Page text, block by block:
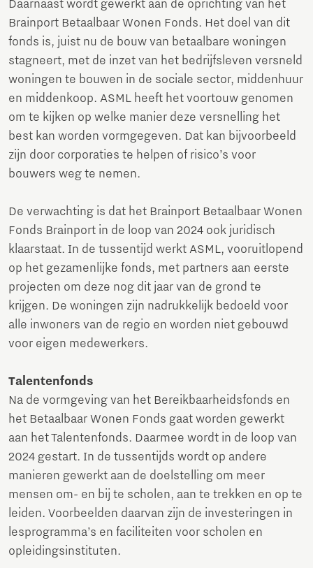
Daarnaast wordt gewerkt aan de oprichting van het
Brainport Betaalbaar Wonen Fonds. Het doel van dit
fonds is, juist nu de bouw van betaalbare woningen
stagneert, met de inzet van het bedrijfsleven versneld
woningen te bouwen in de sociale sector, middenhuur
en middenkoop. ASML heeft het voortouw genomen
om te kijken op welke manier deze versnelling het
best kan worden vormgegeven. Dat kan bijvoorbeeld
zijn door corporaties te helpen of risico’s voor
bouwers weg te nemen.
De verwachting is dat het Brainport Betaalbaar Wonen
Fonds Brainport in de loop van 2024 ook juridisch
klaarstaat. In de tussentijd werkt ASML, vooruitlopend
op het gezamenlijke fonds, met partners aan eerste
projecten om deze nog dit jaar van de grond te
krijgen. De woningen zijn nadrukkelijk bedoeld voor
alle inwoners van de regio en worden niet gebouwd
voor eigen medewerkers.
Talentenfonds
Na de vormgeving van het Bereikbaarheidsfonds en
het Betaalbaar Wonen Fonds gaat worden gewerkt
aan het Talentenfonds. Daarmee wordt in de loop van
2024 gestart. In de tussentijds wordt op andere
manieren gewerkt aan de doelstelling om meer
mensen om- en bij te scholen, aan te trekken en op te
leiden. Voorbeelden daarvan zijn de investeringen in
lesprogramma’s en faciliteiten voor scholen en
opleidingsinstituten.